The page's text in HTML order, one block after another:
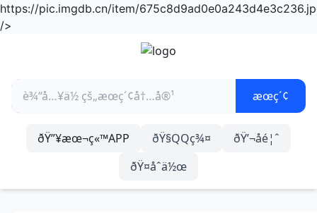
https://pic.imgdb.cn/item/
/>
ðŸ”¥æœ¬ç«™APP ðŸ§QQç¾¤
ðŸ’¬åé¦ˆ
ðŸ¤åˆä½œ